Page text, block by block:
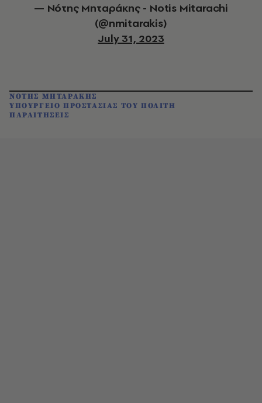
— Νότης Μηταράκης - Notis Mitarachi
(@nmitarakis)
July 31, 2023
ΝΟΤΗΣ ΜΗΤΑΡΑΚΗΣ
ΥΠΟΥΡΓΕΙΟ ΠΡΟΣΤΑΣΙΑΣ ΤΟΥ ΠΟΛΙΤΗ
ΠΑΡΑΙΤΗΣΕΙΣ